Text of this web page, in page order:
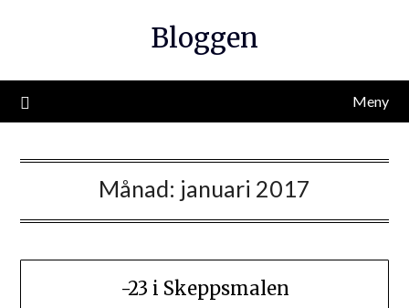
Bloggen
Meny
Månad: januari 2017
-23 i Skeppsmalen